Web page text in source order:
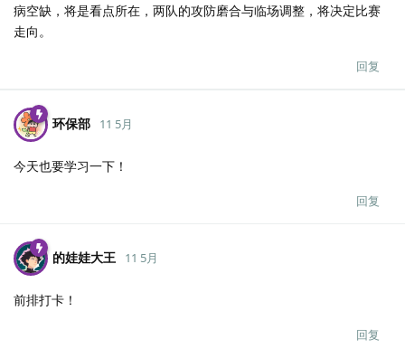
病空缺，将是看点所在，两队的攻防磨合与临场调整，将决定比赛
走向。
回复
环保部 11 5月
今天也要学习一下！
回复
的娃娃大王 11 5月
前排打卡！
回复